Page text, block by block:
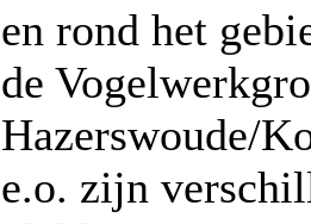
en rond het
de
Hazerswoude/
e.o. zijn